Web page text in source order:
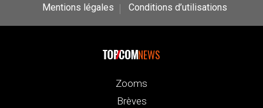
Mentions légales
Conditions d’utilisations
NEWS
Zooms
Brèves